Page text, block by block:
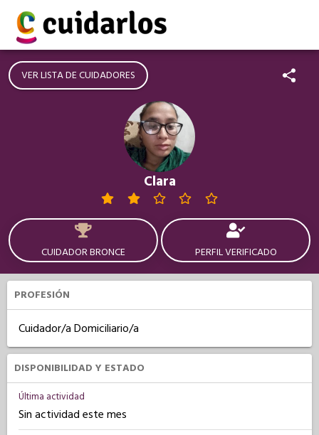
VER LISTA DE CUIDADORES
Clara
CUIDADOR BRONCE PERFIL VERIFICADO
PROFESIÓN
Cuidador/a Domiciliario/a
DISPONIBILIDAD Y ESTADO
Última actividad
Sin actividad este mes